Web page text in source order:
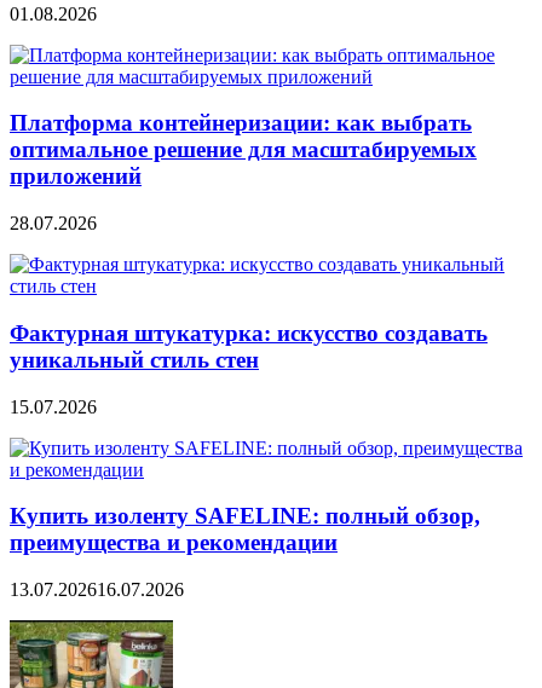
01.08.2026
Платформа контейнеризации: как выбрать
оптимальное решение для масштабируемых
приложений
28.07.2026
Фактурная штукатурка: искусство создавать
уникальный стиль стен
15.07.2026
Купить изоленту SAFELINE: полный обзор,
преимущества и рекомендации
13.07.202616.07.2026